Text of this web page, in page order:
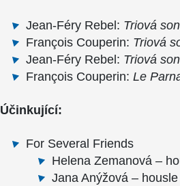
Jean-Féry Rebel: Triová
François Couperin: Triová
Jean-Féry Rebel: Triová
François Couperin: Le
Účinkující:
For Several Friends
Helena Zemanová –
Jana Anýžová – housle